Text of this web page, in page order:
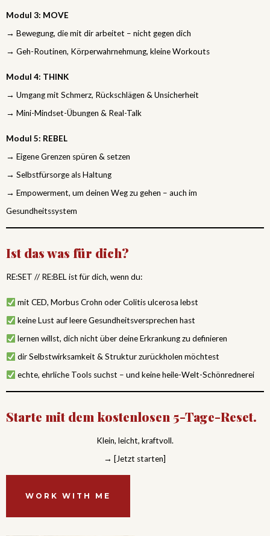
Modul 3: MOVE
→ Bewegung, die mit dir arbeitet – nicht gegen dich
→ Geh-Routinen, Körperwahrnehmung, kleine Workouts
Modul 4: THINK
→ Umgang mit Schmerz, Rückschlägen & Unsicherheit
→ Mini-Mindset-Übungen & Real-Talk
Modul 5: REBEL
→ Eigene Grenzen spüren & setzen
→ Selbstfürsorge als Haltung
→ Empowerment, um deinen Weg zu gehen – auch im
Gesundheitssystem
Ist das was für dich?
RE:SET // RE:BEL ist für dich, wenn du:
mit CED, Morbus Crohn oder Colitis ulcerosa lebst
keine Lust auf leere Gesundheitsversprechen hast
lernen willst, dich nicht über deine Erkrankung zu definieren
dir Selbstwirksamkeit & Struktur zurückholen möchtest
echte, ehrliche Tools suchst – und keine heile-Welt-Schönrednerei
Starte mit dem kostenlosen 5-Tage-Reset.
Klein, leicht, kraftvoll.
→ [Jetzt starten]
WORK WITH ME